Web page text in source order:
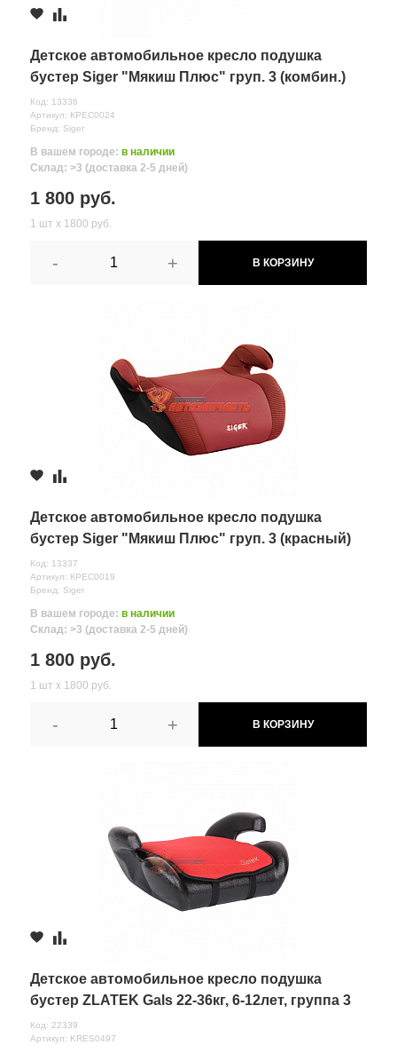
Комментарий
Детское автомобильное кресло подушка
бустер Siger "Мякиш Плюс" груп. 3 (комбин.)
Код: 13336
Артикул: КРЕС0024
Бренд: Siger
В вашем городе: в наличии
Склад: >3 (доставка 2-5 дней)
1 800 руб.
1 шт х 1800 руб.
- + В КОРЗИНУ
Детское автомобильное кресло подушка
бустер Siger "Мякиш Плюс" груп. 3 (красный)
Код: 13337
Артикул: КРЕС0019
Бренд: Siger
В вашем городе: в наличии
Склад: >3 (доставка 2-5 дней)
1 800 руб.
1 шт х 1800 руб.
- + В КОРЗИНУ
Детское автомобильное кресло подушка
бустер ZLATEK Gals 22-36кг, 6-12лет, группа 3
красное
Код: 22339
Артикул: KRES0497